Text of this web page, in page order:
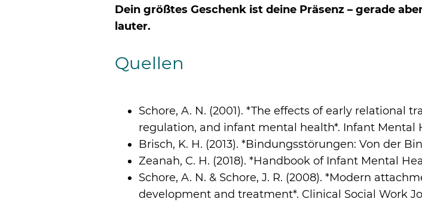
Dein größtes Geschenk ist deine Präsenz – gerade
lauter.
Quellen
Schore, A. N. (2001). *The effects of early relational
regulation, and infant mental health*. Infant Mental
Brisch, K. H. (2013). *Bindungsstörungen: Von der
Zeanah, C. H. (2018). *Handbook of Infant Mental
Schore, A. N. & Schore, J. R. (2008). *Modern
development and treatment*. Clinical Social Work